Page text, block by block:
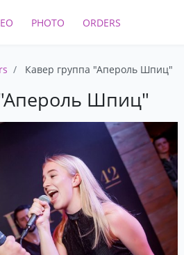
PHOTO ORDERS
Кавер группа "Апероль Шпиц"
Шпиц"